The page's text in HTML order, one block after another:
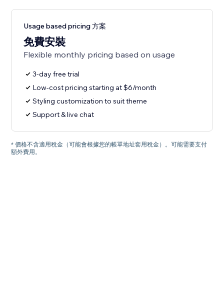
Usage based pricing 方案
免費安裝
Flexible monthly pricing based on usage
3-day free trial
Low-cost pricing starting at $6/month
Styling customization to suit theme
Support & live chat
* 價格不含適用稅金（可能會根據您的帳單地址套用稅金）。可能需要支付
額外費用。